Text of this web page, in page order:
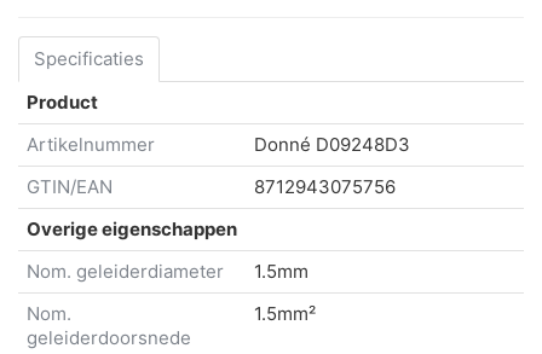
Specificaties
Product
Artikelnummer
Donné D09248D3
GTIN/EAN
8712943075756
Overige eigenschappen
Nom. geleiderdiameter
1.5mm
Nom.
geleiderdoorsnede
1.5mm²